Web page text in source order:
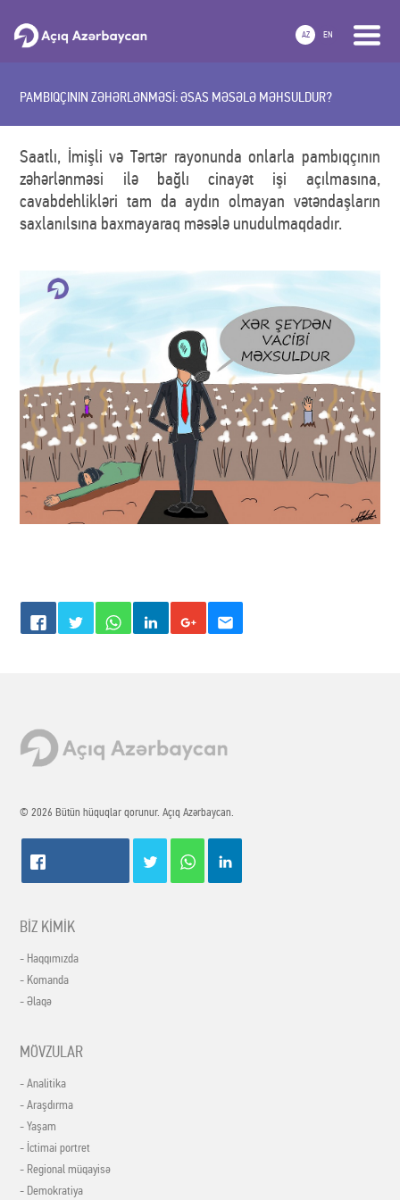
AZ EN
PAMBIQÇININ ZƏHƏRLƏNMƏSİ: ƏSAS MƏSƏLƏ MƏHSULDUR?
Saatlı, İmişli və Tərtər rayonunda onlarla pambıqçının
zəhərlənməsi ilə bağlı cinayət işi açılmasına,
cavabdehlikləri tam da aydın olmayan vətəndaşların
saxlanılsına baxmayaraq məsələ unudulmaqdadır.
© 2026 Bütün hüquqlar qorunur. Açıq Azərbaycan.
BİZ KİMİK
- Haqqımızda
- Komanda
- Əlaqə
MÖVZULAR
- Analitika
- Araşdırma
- Yaşam
- İctimai portret
- Regional müqayisə
- Demokratiya